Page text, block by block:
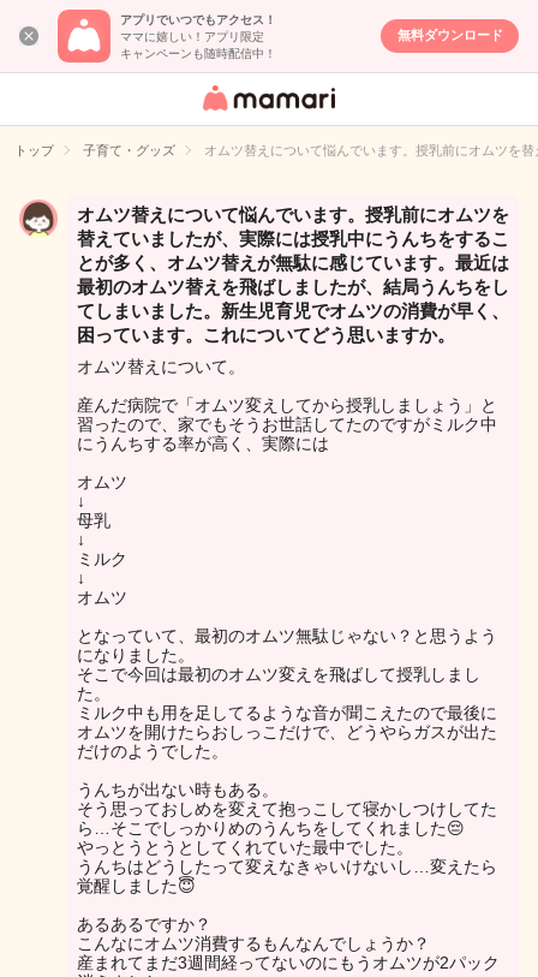
アプリでいつでもアクセス！
ママに嬉しい！アプリ限定
キャンペーンも随時配信中！
無料ダウンロード
女性専用匿名QA
イト
トップ 子育て・グッズ オムツ替えについて悩んでいます。授乳前にオムツを
オムツ替えについて悩んでいます。授乳前にオムツを
替えていましたが、実際には授乳中にうんちをするこ
とが多く、オムツ替えが無駄に感じています。最近は
最初のオムツ替えを飛ばしましたが、結局うんちをし
てしまいました。新生児育児でオムツの消費が早く、
困っています。これについてどう思いますか。
オムツ替えについて。
産んだ病院で「オムツ変えしてから授乳しましょう」と
習ったので、家でもそうお世話してたのですがミルク中
にうんちする率が高く、実際には
オムツ
↓
母乳
↓
ミルク
↓
オムツ
となっていて、最初のオムツ無駄じゃない？と思うよう
になりました。
そこで今回は最初のオムツ変えを飛ばして授乳しまし
た。
ミルク中も用を足してるような音が聞こえたので最後に
オムツを開けたらおしっこだけで、どうやらガスが出た
だけのようでした。
うんちが出ない時もある。
そう思っておしめを変えて抱っこして寝かしつけしてた
ら…そこでしっかりめのうんちをしてくれました😔
やっとうとうとしてくれていた最中でした。
うんちはどうしたって変えなきゃいけないし…変えたら
覚醒しました😇
あるあるですか？
こんなにオムツ消費するもんなんでしょうか？
産まれてまだ3週間経ってないのにもうオムツが2パック